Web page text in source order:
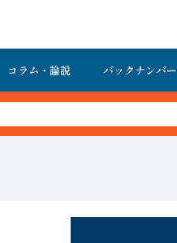
コラム・論説 バックナンバー